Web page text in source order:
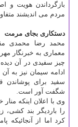
بازگرداندن هویت و
مردم می اندیشند
دستکاری بجای مرمت
محمد رضا محمدی
معماری به خبرنگار
چیز سفیدی در آن
ادامه سیمان نیز به
سفید برای پوشاندن
شگفت آور است.
وی با اعلان اینکه
را باردیگر بند
کرد اما از آنجائیکه